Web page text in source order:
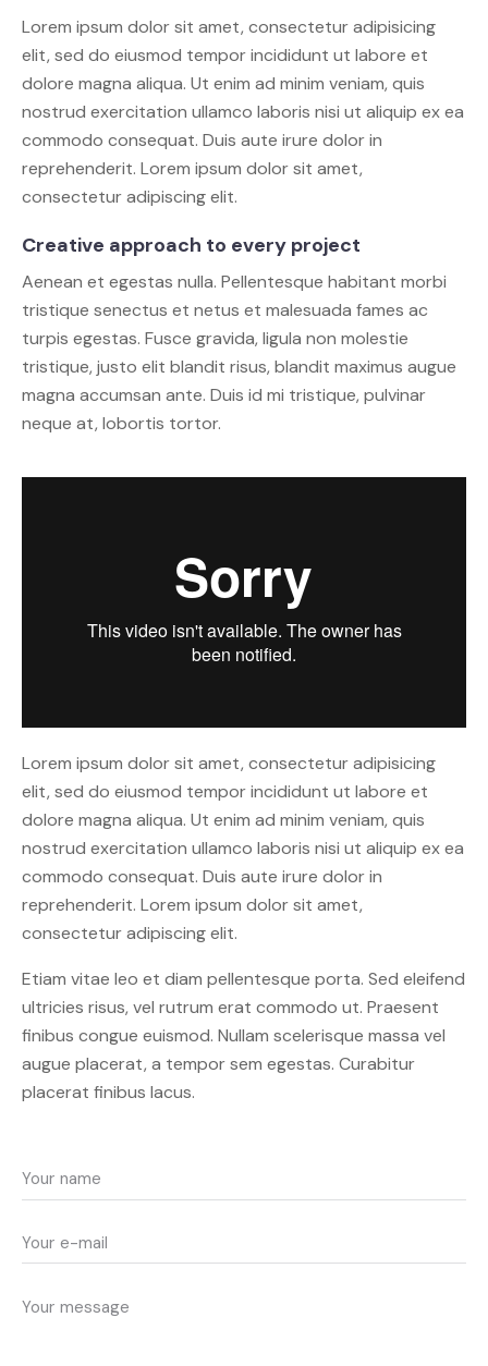
Lorem ipsum dolor sit amet, consectetur adipisicing
elit, sed do eiusmod tempor incididunt ut labore et
dolore magna aliqua. Ut enim ad minim veniam, quis
nostrud exercitation ullamco laboris nisi ut aliquip ex ea
commodo consequat. Duis aute irure dolor in
reprehenderit. Lorem ipsum dolor sit amet,
consectetur adipiscing elit.
Creative approach to every project
Aenean et egestas nulla. Pellentesque habitant morbi
tristique senectus et netus et malesuada fames ac
turpis egestas. Fusce gravida, ligula non molestie
tristique, justo elit blandit risus, blandit maximus augue
magna accumsan ante. Duis id mi tristique, pulvinar
neque at, lobortis tortor.
Lorem ipsum dolor sit amet, consectetur adipisicing
elit, sed do eiusmod tempor incididunt ut labore et
dolore magna aliqua. Ut enim ad minim veniam, quis
nostrud exercitation ullamco laboris nisi ut aliquip ex ea
commodo consequat. Duis aute irure dolor in
reprehenderit. Lorem ipsum dolor sit amet,
consectetur adipiscing elit.
Etiam vitae leo et diam pellentesque porta. Sed eleifend
ultricies risus, vel rutrum erat commodo ut. Praesent
finibus congue euismod. Nullam scelerisque massa vel
augue placerat, a tempor sem egestas. Curabitur
placerat finibus lacus.